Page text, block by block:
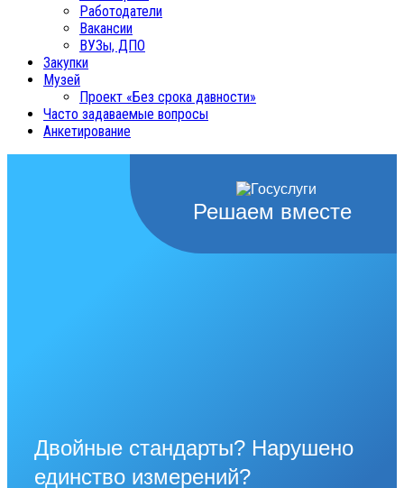
Работодатели
Вакансии
ВУЗы, ДПО
Закупки
Музей
Проект «Без срока давности»
Часто задаваемые вопросы
Анкетирование
Решаем вместе
Двойные стандарты? Нарушено
единство измерений?